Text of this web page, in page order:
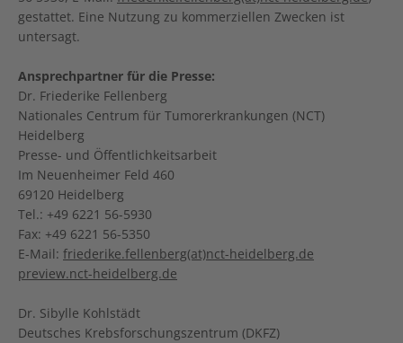
gestattet. Eine Nutzung zu kommerziellen Zwecken ist
untersagt.
Ansprechpartner für die Presse:
Dr. Friederike Fellenberg
Nationales Centrum für Tumorerkrankungen (NCT)
Heidelberg
Presse- und Öffentlichkeitsarbeit
Im Neuenheimer Feld 460
69120 Heidelberg
Tel.: +49 6221 56-5930
Fax: +49 6221 56-5350
E-Mail: friederike.fellenberg(at)nct-heidelberg.de
preview.nct-heidelberg.de
Dr. Sibylle Kohlstädt
Deutsches Krebsforschungszentrum (DKFZ)